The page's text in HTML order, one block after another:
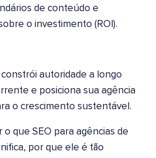
de conteúdo e
o investimento (ROI).
autoridade a longo
e posiciona sua agência
o crescimento sustentável.
que SEO para agências de
por que ele é tão